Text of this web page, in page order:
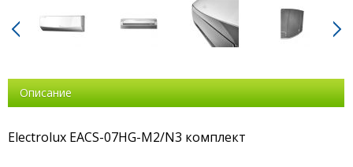
Описание
Electrolux EACS-07HG-M2/N3 комплект